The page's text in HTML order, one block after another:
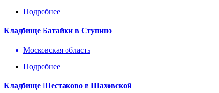
Подробнее
Кладбище Батайки в Ступино
Московская область
Подробнее
Кладбище Шестаково в Шаховской